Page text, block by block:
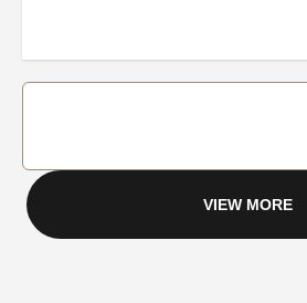
VIEW MORE